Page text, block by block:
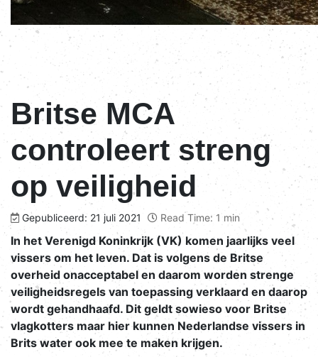
Britse MCA
controleert streng
op veiligheid
Gepubliceerd: 21 juli 2021 Read Time: 1 min
In het Verenigd Koninkrijk (VK) komen jaarlijks veel
vissers om het leven. Dat is volgens de Britse
overheid onacceptabel en daarom worden strenge
veiligheidsregels van toepassing verklaard en daarop
wordt gehandhaafd. Dit geldt sowieso voor Britse
vlagkotters maar hier kunnen Nederlandse vissers in
Brits water ook mee te maken krijgen.